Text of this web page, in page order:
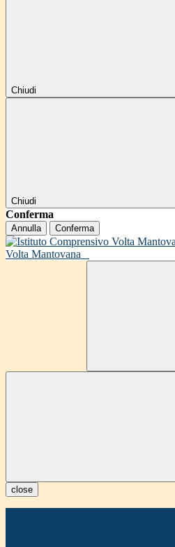
Chiudi
Chiudi
Conferma
Annulla Conferma
Volta Mantovana
close